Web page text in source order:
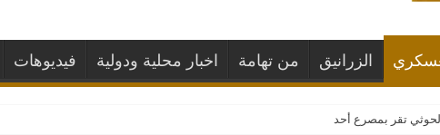
الزرانيق من تهامة اخبار محلية ودولية فيديوهات
تقر بمصرع أحد قياداتها بغارات جو